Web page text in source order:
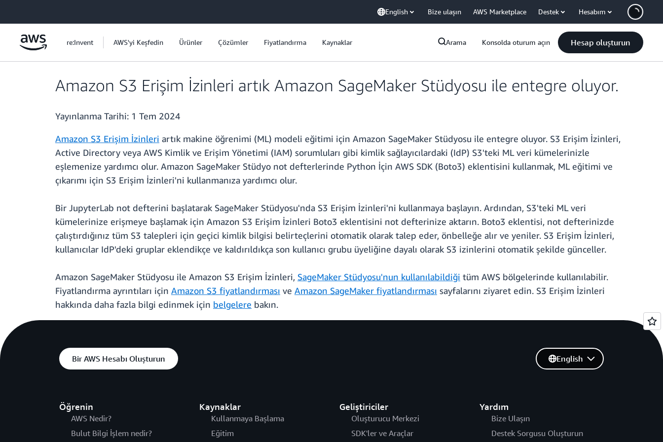
English Bize ulaşın AWS Marketplace Destek Hesabım
re:Invent AWS'yi Keşfedin Ürünler Çözümler Fiyatlandırma Kaynaklar Arama Konsolda oturum açın Hesap oluşturun
Amazon S3 Erişim İzinleri artık Amazon SageMaker Stüdyosu ile entegre oluyor.
Yayınlanma Tarihi: 1 Tem 2024
Amazon S3 Erişim İzinleri artık makine öğrenimi (ML) modeli eğitimi için Amazon SageMaker Stüdyosu ile entegre oluyor. S3 Erişim İzinleri,
Active Directory veya AWS Kimlik ve Erişim Yönetimi (IAM) sorumluları gibi kimlik sağlayıcılardaki (IdP) S3'teki ML veri kümelerinizle
eşlemenize yardımcı olur. Amazon SageMaker Stüdyo not defterlerinde Python İçin AWS SDK (Boto3) eklentisini kullanmak, ML eğitimi ve
çıkarımı için S3 Erişim İzinleri'ni kullanmanıza yardımcı olur.
Bir JupyterLab not defterini başlatarak SageMaker Stüdyosu'nda S3 Erişim İzinleri'ni kullanmaya başlayın. Ardından, S3'teki ML veri
kümelerinize erişmeye başlamak için Amazon S3 Erişim İzinleri Boto3 eklentisini not defterinize aktarın. Boto3 eklentisi, not defterinizde
çalıştırdığınız tüm S3 talepleri için geçici kimlik bilgisi belirteçlerini otomatik olarak talep eder, önbelleğe alır ve yeniler. S3 Erişim İzinleri,
kullanıcılar IdP'deki gruplar eklendikçe ve kaldırıldıkça son kullanıcı grubu üyeliğine dayalı olarak S3 izinlerini otomatik şekilde günceller.
Amazon SageMaker Stüdyosu ile Amazon S3 Erişim İzinleri, SageMaker Stüdyosu'nun kullanılabildiği tüm AWS bölgelerinde kullanılabilir.
Fiyatlandırma ayrıntıları için Amazon S3 fiyatlandırması ve Amazon SageMaker fiyatlandırması sayfalarını ziyaret edin. S3 Erişim İzinleri
hakkında daha fazla bilgi edinmek için belgelere bakın.
Bir AWS Hesabı Oluşturun
Öğrenin
AWS Nedir?
Bulut Bilgi İşlem nedir?
Kaynaklar
Kullanmaya Başlama
Eğitim
Geliştiriciler
Oluşturucu Merkezi
SDK'ler ve Araçlar
Yardım
Bize Ulaşın
Destek Sorgusu Oluşturun
English